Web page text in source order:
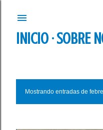
INICIO SOBRE
Mostrando entradas de